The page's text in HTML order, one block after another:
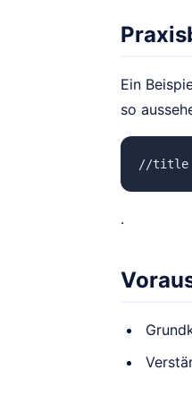
Ein
so
//title
.